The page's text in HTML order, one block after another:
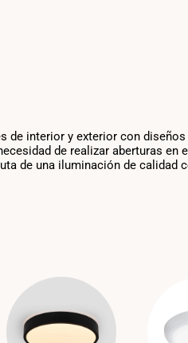
de interior y exterior con
de realizar aberturas en
de una iluminación de calidad